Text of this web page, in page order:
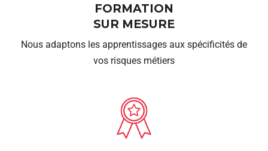
FORMATION
SUR MESURE
Nous adaptons les apprentissages aux spécificités de
vos risques métiers